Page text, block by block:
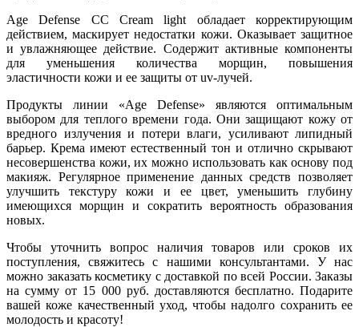
Age Defense CC Cream light обладает корректирующим
действием, маскирует недостатки кожи. Оказывает защитное
и увлажняющее действие. Содержит активные компоненты
для уменьшения количества морщин, повышения
эластичности кожи и ее защиты от uv-лучей.
Продукты линии «Age Defense» являются оптимальным
выбором для теплого времени года. Они защищают кожу от
вредного излучения и потери влаги, усиливают липидный
барьер. Крема имеют естественный тон и отлично скрывают
несовершенства кожи, их можно использовать как основу под
макияж. Регулярное применение данных средств позволяет
улучшить текстуру кожи и ее цвет, уменьшить глубину
имеющихся морщин и сократить вероятность образования
новых.
Чтобы уточнить вопрос наличия товаров или сроков их
поступления, свяжитесь с нашими консультантами. У нас
можно заказать косметику с доставкой по всей России. Заказы
на сумму от 15 000 руб. доставляются бесплатно. Подарите
вашей коже качественный уход, чтобы надолго сохранить ее
молодость и красоту!